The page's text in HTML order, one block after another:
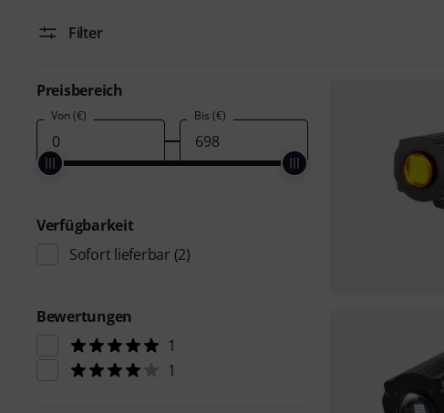
Filter
Preisbereich
Von (€) Bis (€)
Verfügbarkeit
Sofort lieferbar (2)
Bewertungen
1
1